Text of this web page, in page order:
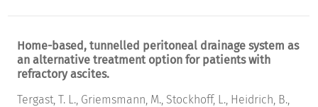
Home-based, tunnelled peritoneal drainage system as
an alternative treatment option for patients with
refractory ascites.
Tergast, T. L., Griemsmann, M., Stockhoff, L., Heidrich, B.,